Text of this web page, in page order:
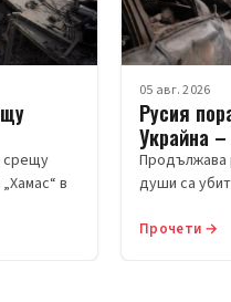
срещу
в
05 авг. 2026
Русия
Украйна
Продължава
души са
Прочети →